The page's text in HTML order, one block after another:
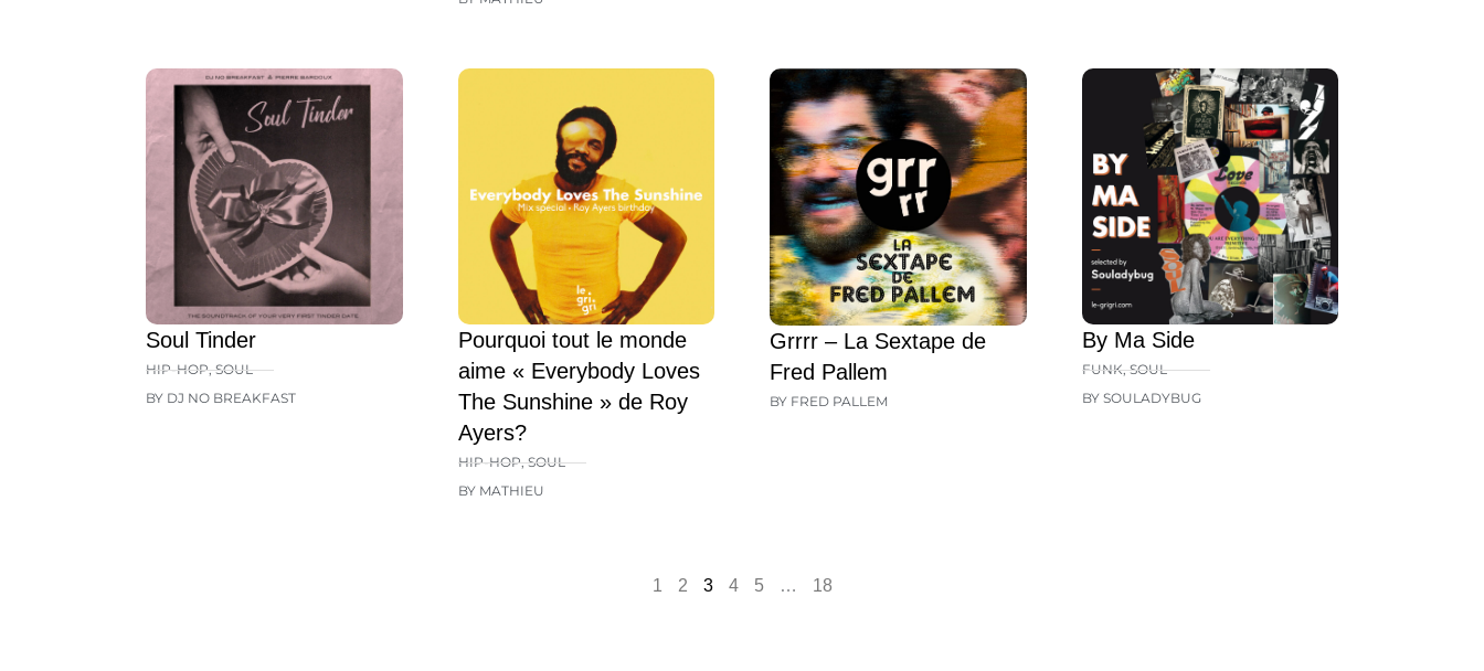
Soul Tinder
HIP-HOP,SOUL
BY DJ NO BREAKFAST
Pourquoi tout le monde
aime « Everybody Loves
The Sunshine » de Roy
Ayers?
HIP-HOP,SOUL
BY MATHIEU
Grrrr – La Sextape de
Fred Pallem
BY FRED PALLEM
By Ma Side
FUNK,SOUL
BY SOULADYBUG
1 2 3 4 5 … 18